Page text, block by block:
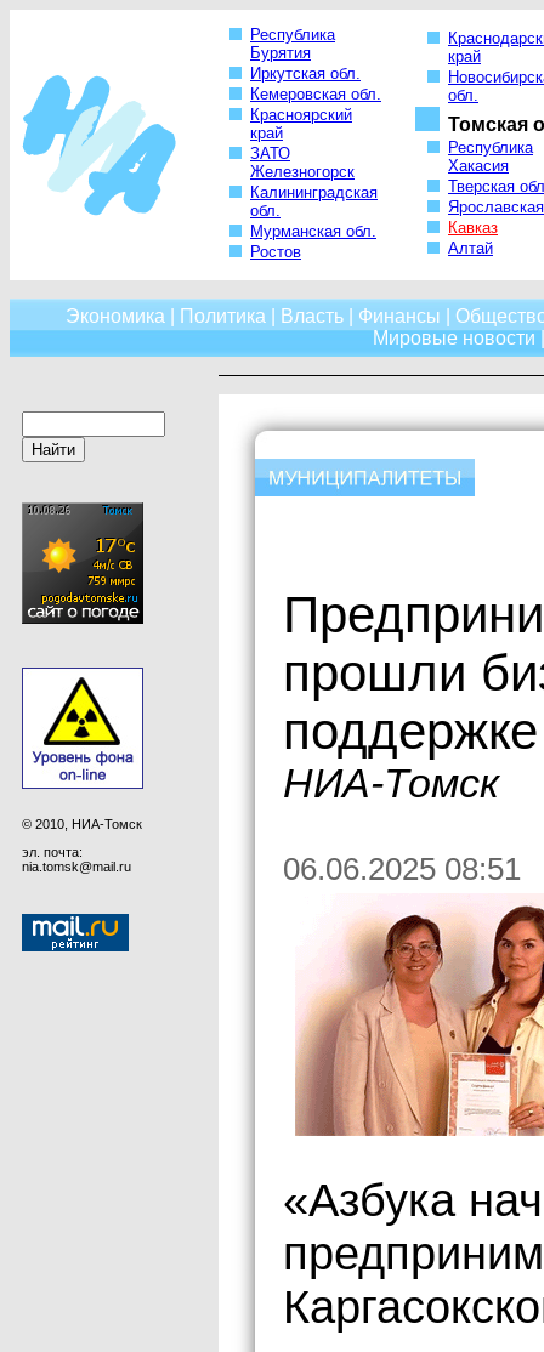
Республика
Бурятия
Иркутская обл.
Кемеровская обл.
Красноярский
край
ЗАТО
Железногорск
Калининградская
обл.
Мурманская обл.
Ростов
край
обл.
Томская
Республика
Хакасия
Тверская
Кавказ
Алтай
Экономика Политика Власть Финансы
Мировые новости
© 2010, НИА-Томск
эл. почта:
nia.tomsk@mail.ru
прошли
поддержке
НИА-Томск
06.06.2025 08:51
«Азбука